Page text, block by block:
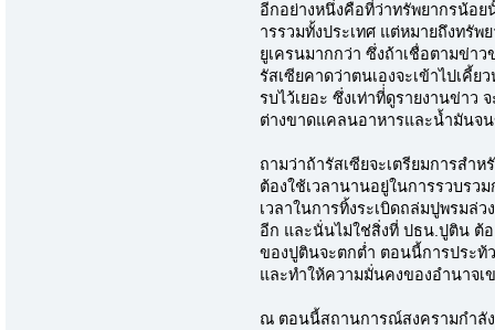
อีกอย่างหนึ่งคือที่ว่าทรัพยากรน้อย
ารรวมทั้งประเทศ แต่หมายถึงทรัพ
ยูเครนมากกว่า ซึ่งถ้าเชื่อตามข่าว
รัสเซียคาดว่าตนเองจะเข้าไปเคี้ย
รบไว้เยอะ ซึ่งเท่าที่่ดูรายงานข่าว
ต่างขาดแคลนอาหารและนํ้ามันจน
ถามว่าถ้ารัสเซียจะเตรียมการสำ
ต้องใช้เวลานานอยู่ในการรวบรว
เวลาในการทิ้งระเบิดถล่มปูพรมล่
อีก และนั่นไม่ใช่สิ่งที่ ปธน.ปูติน ต้อ
ของปูตินจะตกตํ่า ตอนนี้การประท้
และทำให้ความมั่นคงของอำนาจเ
ณ ตอนนี้สถานการณ์สงครามกำลั